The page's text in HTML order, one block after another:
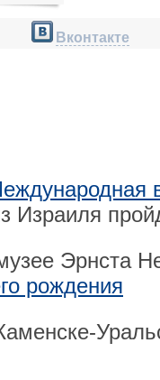
Вконтакте
Израиля
Эрнста
рождения